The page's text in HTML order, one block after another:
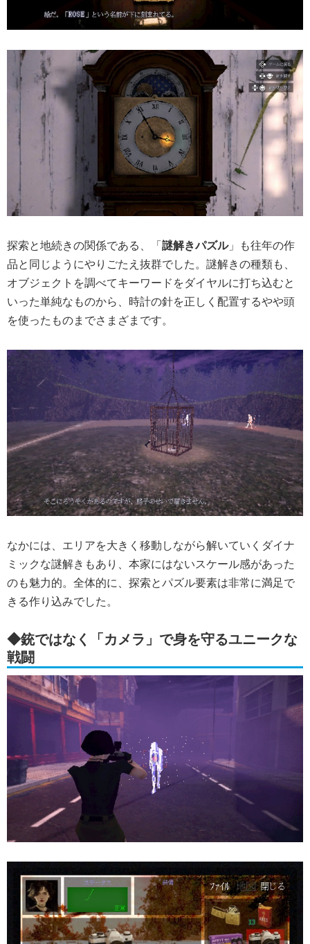
探索と地続きの関係である、「謎解きパズル」も往年の作
品と同じようにやりごたえ抜群でした。謎解きの種類も、
オブジェクトを調べてキーワードをダイヤルに打ち込むと
いった単純なものから、時計の針を正しく配置するやや頭
を使ったものまでさまざまです。
なかには、エリアを大きく移動しながら解いていくダイナ
ミックな謎解きもあり、本家にはないスケール感があった
のも魅力的。全体的に、探索とパズル要素は非常に満足で
きる作り込みでした。
◆銃ではなく「カメラ」で身を守るユニークな
戦闘